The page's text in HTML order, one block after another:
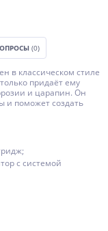
(0)
в классическом стиле
придаёт ему
и царапин. Он
и поможет создать
с системой